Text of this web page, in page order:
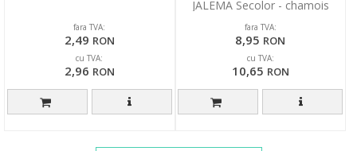
fara TVA:
2,49 RON
cu TVA:
2,96 RON
JALEMA Secolor - chamois
fara TVA:
8,95 RON
cu TVA:
10,65 RON